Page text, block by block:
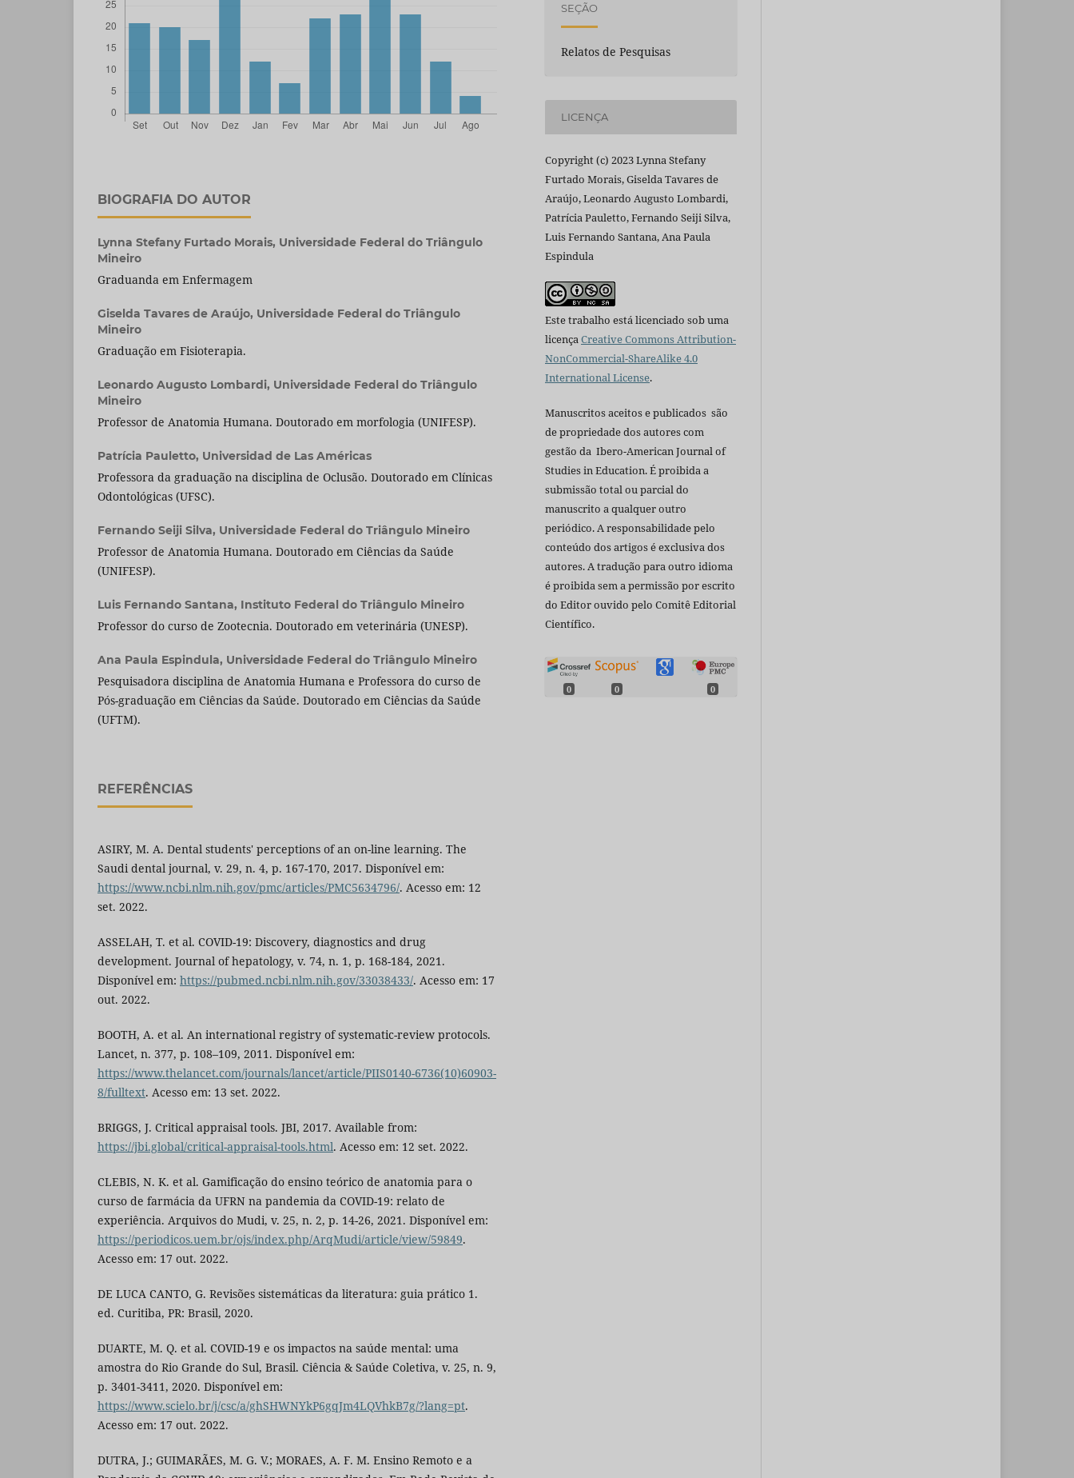
BIOGRAFIA DO AUTOR
Lynna Stefany Furtado Morais, Universidade Federal do Triângulo
Mineiro
Graduanda em Enfermagem
Giselda Tavares de Araújo, Universidade Federal do Triângulo
Mineiro
Graduação em Fisioterapia.
Leonardo Augusto Lombardi, Universidade Federal do Triângulo
Mineiro
Professor de Anatomia Humana. Doutorado em morfologia (UNIFESP).
Patrícia Pauletto, Universidad de Las Américas
Professora da graduação na disciplina de Oclusão. Doutorado em Clínicas
Odontológicas (UFSC).
Fernando Seiji Silva, Universidade Federal do Triângulo Mineiro
Professor de Anatomia Humana. Doutorado em Ciências da Saúde
(UNIFESP).
Luis Fernando Santana, Instituto Federal do Triângulo Mineiro
Professor do curso de Zootecnia. Doutorado em veterinária (UNESP).
Ana Paula Espindula, Universidade Federal do Triângulo Mineiro
Pesquisadora disciplina de Anatomia Humana e Professora do curso de
Pós-graduação em Ciências da Saúde. Doutorado em Ciências da Saúde
(UFTM).
REFERÊNCIAS
ASIRY, M. A. Dental students' perceptions of an on-line learning. The
Saudi dental journal, v. 29, n. 4, p. 167-170, 2017. Disponível em:
https://www.ncbi.nlm.nih.gov/pmc/articles/PMC5634796/. Acesso em: 12
set. 2022.
ASSELAH, T. et al. COVID-19: Discovery, diagnostics and drug
development. Journal of hepatology, v. 74, n. 1, p. 168-184, 2021.
Disponível em: https://pubmed.ncbi.nlm.nih.gov/33038433/. Acesso em: 17
out. 2022.
BOOTH, A. et al. An international registry of systematic-review protocols.
Lancet, n. 377, p. 108–109, 2011. Disponível em:
https://www.thelancet.com/journals/lancet/article/PIIS0140-6736(10)60903-
8/fulltext. Acesso em: 13 set. 2022.
BRIGGS, J. Critical appraisal tools. JBI, 2017. Available from:
https://jbi.global/critical-appraisal-tools.html. Acesso em: 12 set. 2022.
CLEBIS, N. K. et al. Gamificação do ensino teórico de anatomia para o
curso de farmácia da UFRN na pandemia da COVID-19: relato de
experiência. Arquivos do Mudi, v. 25, n. 2, p. 14-26, 2021. Disponível em:
https://periodicos.uem.br/ojs/index.php/ArqMudi/article/view/59849.
Acesso em: 17 out. 2022.
DE LUCA CANTO, G. Revisões sistemáticas da literatura: guia prático 1.
ed. Curitiba, PR: Brasil, 2020.
DUARTE, M. Q. et al. COVID-19 e os impactos na saúde mental: uma
amostra do Rio Grande do Sul, Brasil. Ciência & Saúde Coletiva, v. 25, n. 9,
p. 3401-3411, 2020. Disponível em:
https://www.scielo.br/j/csc/a/ghSHWNYkP6gqJm4LQVhkB7g/?lang=pt.
Acesso em: 17 out. 2022.
DUTRA, J.; GUIMARÃES, M. G. V.; MORAES, A. F. M. Ensino Remoto e a
SEÇÃO
Relatos de Pesquisas
LICENÇA
Copyright (c) 2023 Lynna Stefany
Furtado Morais, Giselda Tavares de
Araújo, Leonardo Augusto Lombardi,
Patrícia Pauletto, Fernando Seiji Silva,
Luis Fernando Santana, Ana Paula
Espindula
Este trabalho está licenciado sob uma
licençaCreative Commons Attribution-
NonCommercial-ShareAlike 4.0
International License.
Manuscritos aceitos e publicados são
de propriedade dos autores com
gestão da Ibero-American Journal of
Studies in Education. É proibida a
submissão total ou parcial do
manuscrito a qualquer outro
periódico. A responsabilidade pelo
conteúdo dos artigos é exclusiva dos
autores. A tradução para outro idioma
é proibida sem a permissão por escrito
do Editor ouvido pelo Comitê Editorial
Científico.
0 0 0